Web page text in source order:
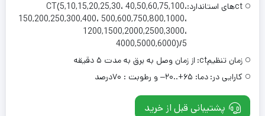
ctهای استاندارد:
CT(5,10,15,20,25,30، 40,50,60,75,100،
150,200,250,300,400، 500,600,750,800,1000،
1200,1500,2000,2500,3000،
4000,5000,6000)/5
زمان تنظیمct:
از زمان وصل به برق به مدت ۵ دقیقه
کارایی در: دما: ۶۵+..۲۰– و رطوبت : ۷۰درصد
پشتیبانی قبل از خرید